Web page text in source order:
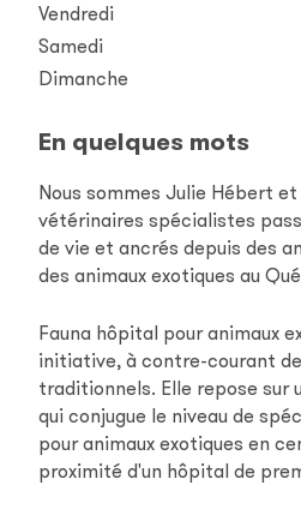
Vendredi
Samedi
Dimanche
En quelques mots
Nous sommes Julie Hébert
vétérinaires spécialistes
de vie et ancrés depuis des
des animaux exotiques au
Fauna hôpital pour animaux
initiative, à contre-courant
traditionnels. Elle repose sur
qui conjugue le niveau de
pour animaux exotiques en
proximité d'un hôpital de